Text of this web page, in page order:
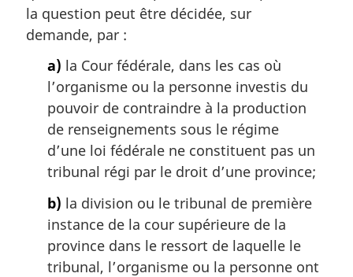
l
e
:
a
g
la question peut être décidée, sur
demande, par :
a) la Cour fédérale, dans les cas où
l’organisme ou la personne investis du
pouvoir de contraindre à la production
de renseignements sous le régime
d’une loi fédérale ne constituent pas un
tribunal régi par le droit d’une province;
b) la division ou le tribunal de première
instance de la cour supérieure de la
province dans le ressort de laquelle le
tribunal, l’organisme ou la personne ont